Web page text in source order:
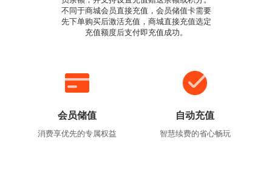
不同于商城会员直接充值，会员储值卡需要
先下单购买后激活充值，商城直接充值选定
充值额度后支付即充值成功。
会员储值
消费享优先的专属权益
自动充值
智慧续费的省心畅玩